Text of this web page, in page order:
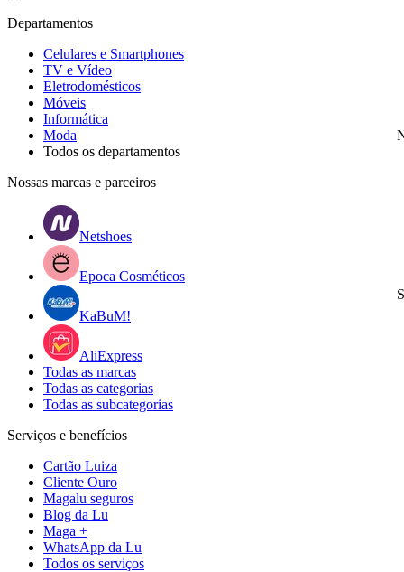
Departamentos
Celulares e Smartphones
TV e Vídeo
Eletrodomésticos
Móveis
Informática
Moda
Todos os departamentos
Nossas marcas e parceiros
Netshoes
Epoca Cosméticos
KaBuM!
AliExpress
Todas as marcas
Todas as categorias
Todas as subcategorias
Serviços e benefícios
Cartão Luiza
Cliente Ouro
Magalu seguros
Blog da Lu
Maga +
WhatsApp da Lu
Todos os serviços